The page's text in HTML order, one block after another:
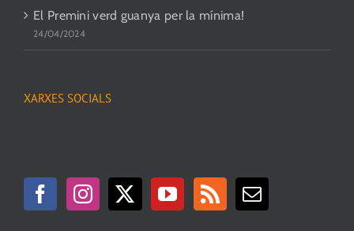
El Premini verd guanya per la mínima!
24/04/2024
XARXES SOCIALS